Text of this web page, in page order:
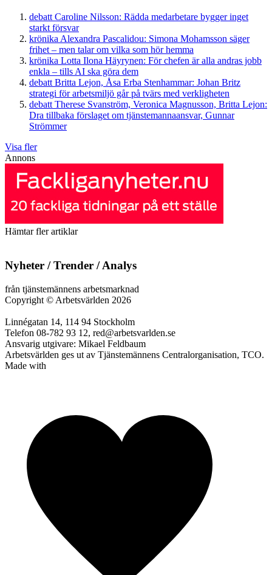
debatt Caroline Nilsson: Rädda medarbetare bygger inget
starkt försvar
krönika Alexandra Pascalidou: Simona Mohamsson säger
frihet – men talar om vilka som hör hemma
krönika Lotta Ilona Häyrynen: För chefen är alla andras jobb
enkla – tills AI ska göra dem
debatt Britta Lejon, Åsa Erba Stenhammar: Johan Britz
strategi för arbetsmiljö går på tvärs med verkligheten
debatt Therese Svanström, Veronica Magnusson, Britta Lejon:
Dra tillbaka förslaget om tjänstemannaansvar, Gunnar
Strömmer
Visa fler
Annons
Hämtar fler artiklar
Nyheter / Trender / Analys
från tjänstemännens arbetsmarknad
Copyright © Arbetsvärlden 2026
Linnégatan 14, 114 94 Stockholm
Telefon 08-782 93 12, red@arbetsvarlden.se
Ansvarig utgivare: Mikael Feldbaum
Arbetsvärlden ges ut av Tjänstemännens Centralorganisation, TCO.
Made with